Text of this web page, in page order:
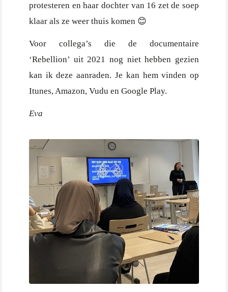
protesteren en haar dochter van 16 zet de soep
klaar als ze weer thuis komen 😊
Voor collega’s die de documentaire
‘Rebellion’ uit 2021 nog niet hebben gezien
kan ik deze aanraden. Je kan hem vinden op
Itunes, Amazon, Vudu en Google Play.
Eva